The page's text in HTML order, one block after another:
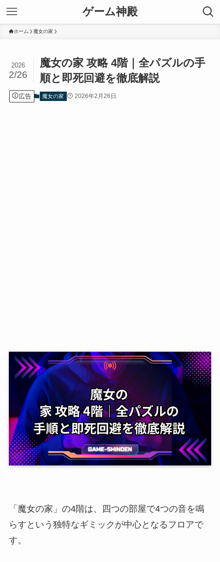
ゲーム神殿
ホーム 魔女の家
魔女の家 攻略 4階｜全パズルの手
順と即死回避を徹底解説
2026
2/26
広告 魔女の家 2026年2月26日
「魔女の家」の4階は、四つの部屋で4つの音を鳴
らすという独特なギミックが中心となるフロアで
す。